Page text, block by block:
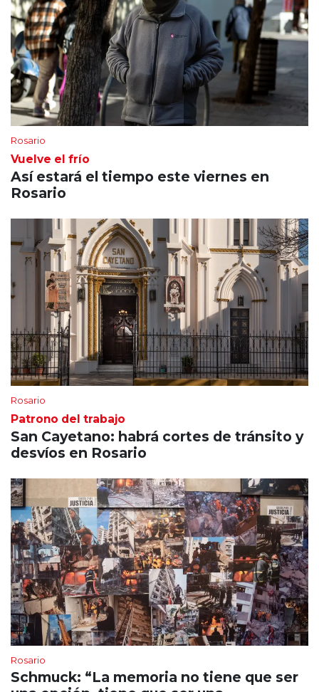
Rosario
Vuelve el frío
Así estará el tiempo este viernes en
Rosario
Rosario
Patrono del trabajo
San Cayetano: habrá cortes de tránsito y
desvíos en Rosario
Rosario
Schmuck: “La memoria no tiene que ser